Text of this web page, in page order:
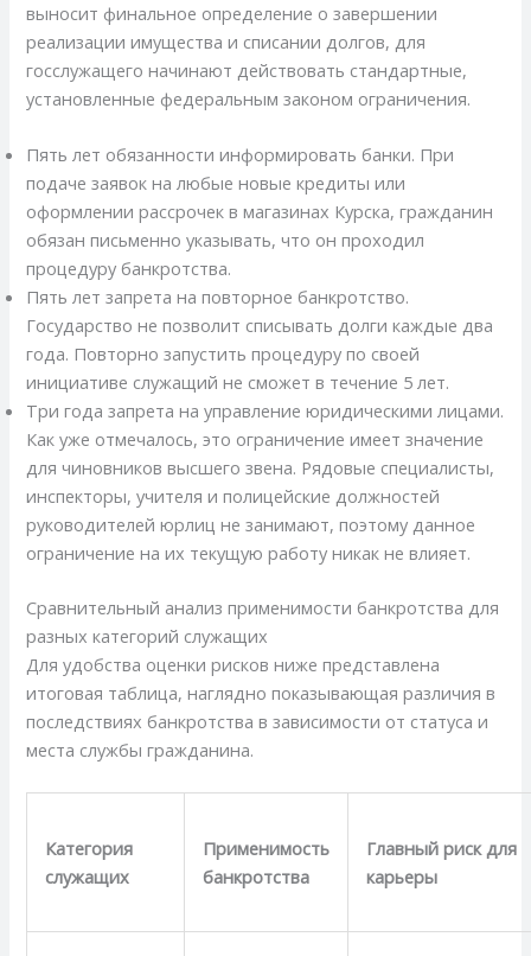
выносит финальное определение о завершении
реализации имущества и списании долгов, для
госслужащего начинают действовать стандартные,
установленные федеральным законом ограничения.
Пять лет обязанности информировать банки. При
подаче заявок на любые новые кредиты или
оформлении рассрочек в магазинах Курска, гражданин
обязан письменно указывать, что он проходил
процедуру банкротства.
Пять лет запрета на повторное банкротство.
Государство не позволит списывать долги каждые два
года. Повторно запустить процедуру по своей
инициативе служащий не сможет в течение 5 лет.
Три года запрета на управление юридическими лицами.
Как уже отмечалось, это ограничение имеет значение
для чиновников высшего звена. Рядовые специалисты,
инспекторы, учителя и полицейские должностей
руководителей юрлиц не занимают, поэтому данное
ограничение на их текущую работу никак не влияет.
Сравнительный анализ применимости банкротства для
разных категорий служащих
Для удобства оценки рисков ниже представлена
итоговая таблица, наглядно показывающая различия в
последствиях банкротства в зависимости от статуса и
места службы гражданина.
Категория
служащих
Применимость
банкротства
Главный риск для
карьеры